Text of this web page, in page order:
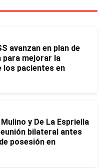
avanzan en plan de
para mejorar la
los pacientes en
y De La Espriella
bilateral antes
posesión en